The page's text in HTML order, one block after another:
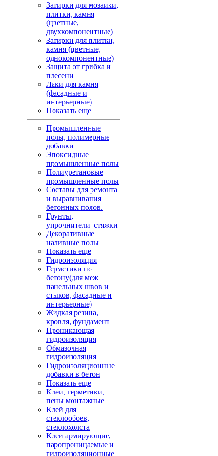
Затирки для мозаики,
плитки, камня
(цветные,
двухкомпонентные)
Затирки для плитки,
камня (цветные,
однокомпонентные)
Защита от грибка и
плесени
Лаки для камня
(фасадные и
интерьерные)
Показать еще
Промышленные
полы, полимерные
добавки
Эпоксидные
промышленные полы
Полиуретановые
промышленные полы
Составы для ремонта
и выравнивания
бетонных полов.
Грунты,
упрочнители, стяжки
Декоративные
наливные полы
Показать еще
Гидроизоляция
Герметики по
бетону(для меж
панельных швов и
стыков, фасадные и
интерьерные)
Жидкая резина,
кровля, фундамент
Проникающая
гидроизоляция
Обмазочная
гидроизоляция
Гидроизоляционные
добавки в бетон
Показать еще
Клеи, герметики,
пены монтажные
Клей для
стеклообоев,
стеклохолста
Клеи армирующие,
паропроницаемые и
гидроизоляционные